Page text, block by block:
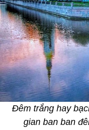
Đêm trắng hay
gian ban ban